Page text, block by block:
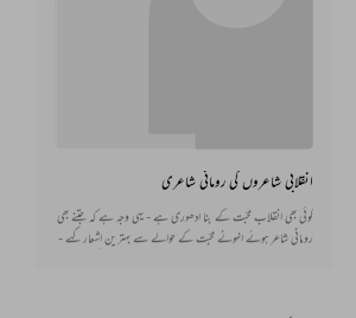
انقلابی شاعروں کی رومانی شاعری
کوئی بھی انقلاب محبّت کے بنا ادھوری ہے - یہی وجہ ہے کہ جتنے بھی
رومانی شاعر ہوئے انہونے محبّت کے حوالے سے بہترین اشعار کہے -